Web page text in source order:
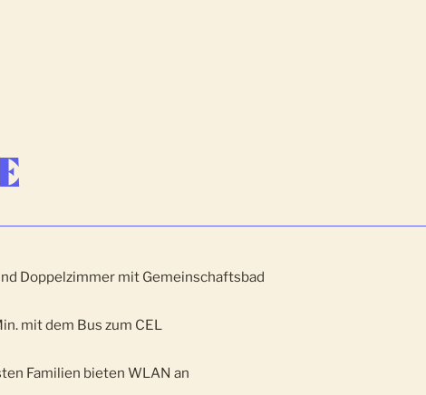
Doppelzimmer mit Gemeinschaftsbad
mit dem Bus zum CEL
Familien bieten WLAN an